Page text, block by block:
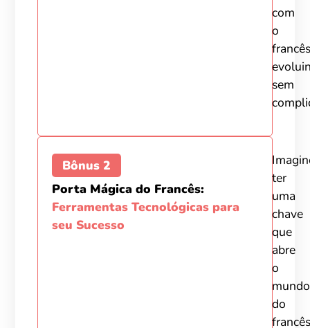
com
o
sem
Bônus 2
Porta Mágica do Francês:
Ferramentas Tecnológicas para
seu Sucesso
ter
uma
chave
que
abre
o
mundo
do
francês